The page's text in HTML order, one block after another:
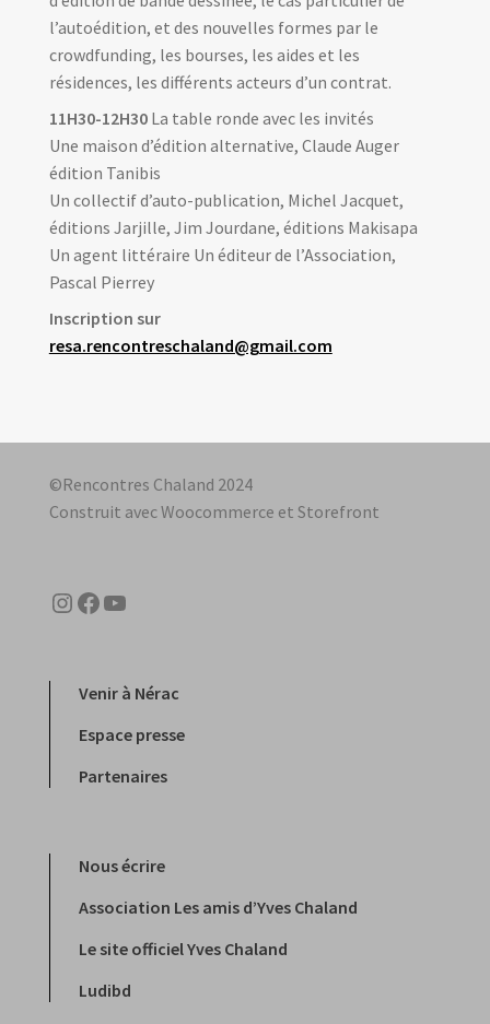
l’autoédition, et des nouvelles formes par le
crowdfunding, les bourses, les aides et les
résidences, les différents acteurs d’un contrat.
11H30-12H30La table ronde avec les invités
Une maison d’édition alternative, Claude Auger
édition Tanibis
Un collectif d’auto-publication, Michel Jacquet,
éditions Jarjille, Jim Jourdane, éditions Makisapa
Un agent littéraire Un éditeur de l’Association,
Pascal Pierrey
Inscription sur
resa.rencontreschaland@gmail.com
©Rencontres Chaland 2024
Construit avec Woocommerce et Storefront
Instagram
Facebook
YouTube
Venir à Nérac
Espace presse
Partenaires
Nous écrire
Association Les amis d’Yves Chaland
Le site officiel Yves Chaland
Ludibd